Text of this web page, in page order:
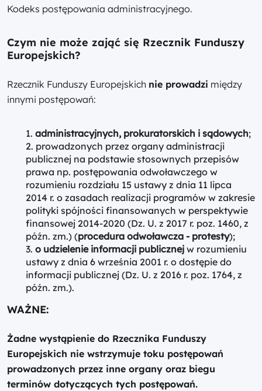
Kodeks postępowania administracyjnego.
Czym nie może zająć się Rzecznik Funduszy
Europejskich?
Rzecznik Funduszy Europejskich nie prowadzi między
innymi postępowań:
administracyjnych, prokuratorskich i sądowych;
prowadzonych przez organy administracji
publicznej na podstawie stosownych przepisów
prawa np. postępowania odwoławczego w
rozumieniu rozdziału 15 ustawy z dnia 11 lipca
2014 r. o zasadach realizacji programów w zakresie
polityki spójności finansowanych w perspektywie
finansowej 2014-2020 (Dz. U. z 2017 r. poz. 1460, z
późn. zm.) (procedura odwoławcza - protesty);
o udzielenie informacji publicznej w rozumieniu
ustawy z dnia 6 września 2001 r. o dostępie do
informacji publicznej (Dz. U. z 2016 r. poz. 1764, z
późn. zm.).
WAŻNE:
Żadne wystąpienie do Rzecznika Funduszy
Europejskich nie wstrzymuje toku postępowań
prowadzonych przez inne organy oraz biegu
terminów dotyczących tych postępowań.